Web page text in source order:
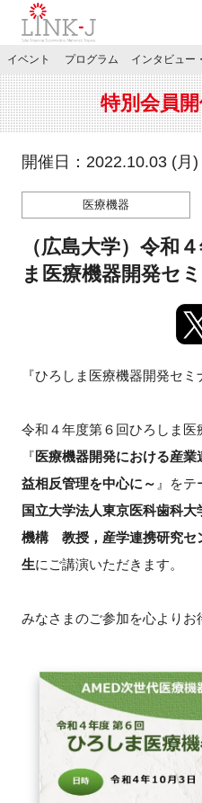
JP
特別会員専用メニュー
施設ご予約
マイページ
新規登録
イベント
プログラム
ニュース・掲示板
LINK-Jを知る
特別会員
施設・アクセス
イベント プログラム インタビュー
特別会員
開催日：2022.10.03 (月)
医療機器
（広島大学）令和
ま医療機器開発セ
『ひろしま医療機器開発セ
令和４年度第６回ひろしま医
『医療機器開発における産
益相反管理を中心に～ 』をテ
国立大学法人東京医科歯科
機構 教授，産学連携研究
生にご講演いただきます。
みなさまのご参加を心よりお